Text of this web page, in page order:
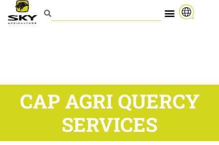
CAP AGRI QUERCY
SERVICES